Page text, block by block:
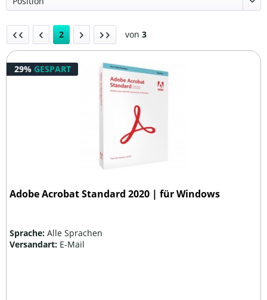
2 von 3
29% GESPART
Adobe Acrobat Standard 2020 | für Windows
Sprache:Alle Sprachen
Versandart: E-Mail